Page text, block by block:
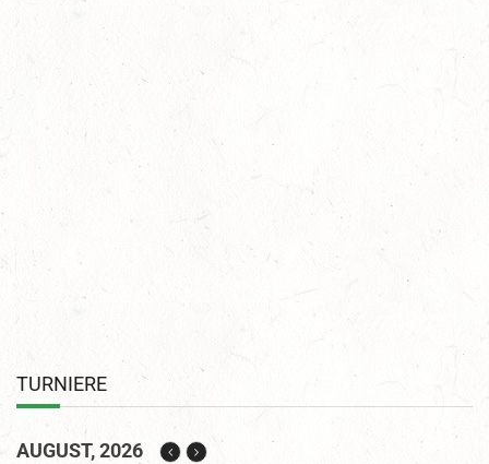
TURNIERE
AUGUST, 2026